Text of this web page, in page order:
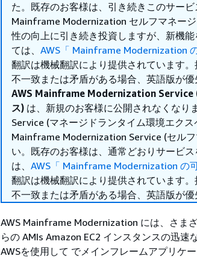
た。既存のお客様は、引き続きこのサー
Mainframe Modernization セルフマネー
性の向上に引き続き投資しますが、新機
ては、 AWS「 Mainframe Modernization
翻訳は機械翻訳により提供されています
不一致または矛盾がある場合、英語版が優
AWS Mainframe Modernization Service
ス) は、新規のお客様に公開されなくな
Service (マネージドランタイム環境エク
Mainframe Modernization Service (セル
い。既存のお客様は、通常どおりサービ
は、 AWS「 Mainframe Modernization の
翻訳は機械翻訳により提供されています
不一致または矛盾がある場合、英語版が優
AWS Mainframe Modernization には、さま
らの AMIs Amazon EC2 インスタンスの迅
AWSを使用して でメインフレームアプリケ